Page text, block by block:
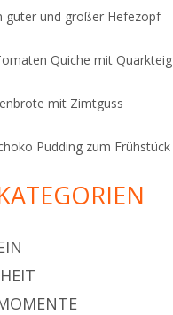
guter und großer Hefezopf
Quiche mit Quarkteig
mit Zimtguss
Pudding zum Frühstück